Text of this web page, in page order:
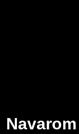
Navarom